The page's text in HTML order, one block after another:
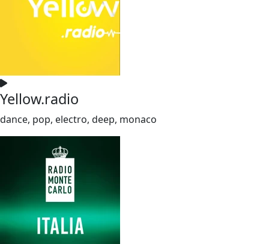
Yellow.radio
dance, pop, electro, deep, monaco